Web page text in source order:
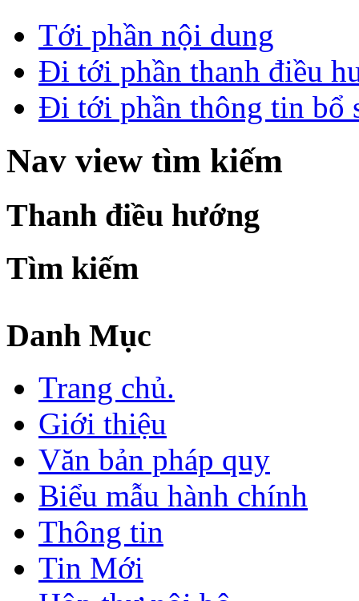
Tới phần nội dung
Đi tới phần thanh điều
Đi tới phần thông tin bổ
Nav view tìm kiếm
Thanh điều hướng
Tìm kiếm
Danh Mục
Trang chủ.
Giới thiệu
Văn bản pháp quy
Biểu mẫu hành chính
Thông tin
Tin Mới